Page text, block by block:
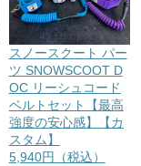
スノースクート パー
ツ SNOWSCOOT D
OC リーシュコード
ベルトセット【最高
強度の安心感】【カ
スタム】
5,940円（税込）